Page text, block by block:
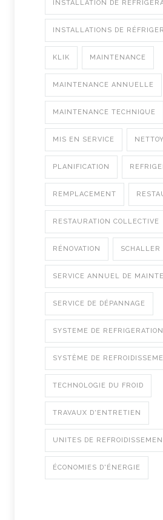
INSTALLATION DE
INSTALLATIONS DE
KLIK MAINTENANCE
MAINTENANCE ANNUELLE
MAINTENANCE TECHNIQUE
MIS EN SERVICE
PLANIFICATION
REMPLACEMENT
RESTAURATION COLLECTIVE
RÉNOVATION SCHALLER
SERVICE ANNUEL DE
SERVICE DE DÉPANNAGE
SYSTEME DE REFRIGERATION
SYSTÈME DE
TECHNOLOGIE DU FROID
TRAVAUX D'ENTRETIEN
UNITES DE
ÉCONOMIES D'ÉNERGIE